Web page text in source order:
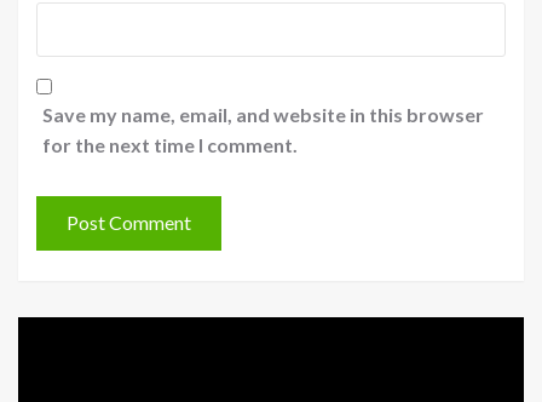
Save my name, email, and website in this browser
for the next time I comment.